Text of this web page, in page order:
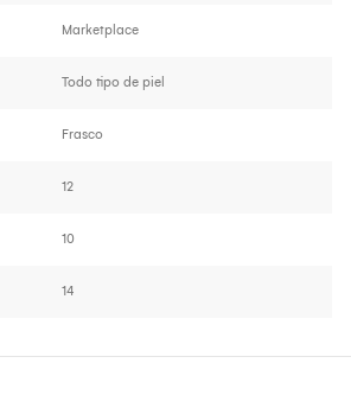
Marketplace
Todo tipo de piel
Frasco
12
10
14